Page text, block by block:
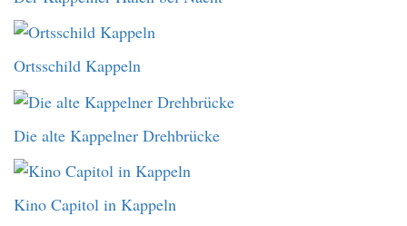
Ortsschild Kappeln
Die alte Kappelner Drehbrücke
Kino Capitol in Kappeln